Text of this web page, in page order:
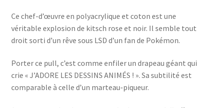
Ce chef-d’œuvre en polyacrylique et coton est une
véritable explosion de kitsch rose et noir. Il semble tout
droit sorti d’un rêve sous LSD d’un fan de Pokémon.
Porter ce pull, c’est comme enfiler un drapeau géant qui
crie « J’ADORE LES DESSINS ANIMÉS ! ». Sa subtilité est
comparable à celle d’un marteau-piqueur.